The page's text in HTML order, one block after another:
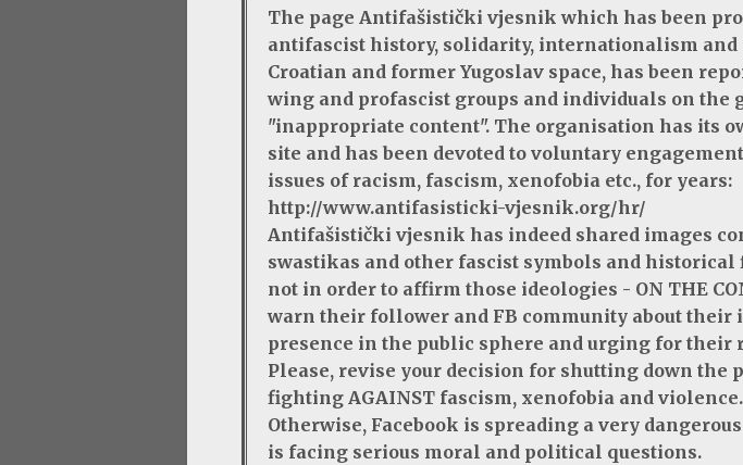
The page Antifašistički vjesnik which has been
antifascist history, solidarity, internationalism and
Croatian and former Yugoslav space, has been
wing and profascist groups and individuals on the
"inappropriate content". The organisation has its
site and has been devoted to voluntary
issues of racism, fascism, xenofobia etc., for years:
http://www.antifasisticki-vjesnik.org/hr/
Antifašistički vjesnik has indeed shared images
swastikas and other fascist symbols and historical
not in order to affirm those ideologies - ON THE
warn their follower and FB community about their
presence in the public sphere and urging for their
Please, revise your decision for shutting down the
fighting AGAINST fascism, xenofobia and violence.
Otherwise, Facebook is spreading a very
is facing serious moral and political questions.